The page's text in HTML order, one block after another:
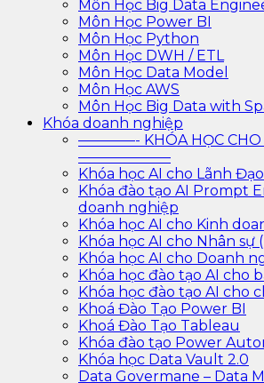
Môn Học Big Data
Môn Học Power BI
Môn Học Python
Môn Học DWH / ETL
Môn Học Data Model
Môn Học AWS
Môn Học Big Data with
Khóa doanh nghiệp
————- KHÓA HỌC CHO
——————–
Khóa học AI cho Lãnh
Khóa đào tạo AI Prompt
doanh nghiệp
Khóa học AI cho Kinh
Khóa học AI cho Nhân sự
Khóa học AI cho Doanh
Khóa học đào tạo AI cho
Khóa học đào tạo AI cho
Khoá Đào Tạo Power BI
Khoá Đào Tạo Tableau
Khóa đào tạo Power
Khóa học Data Vault 2.0
Data Govermane – Data